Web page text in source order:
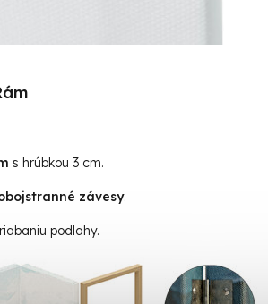
s hrúbkou 3 cm.
závesy.
podlahy.